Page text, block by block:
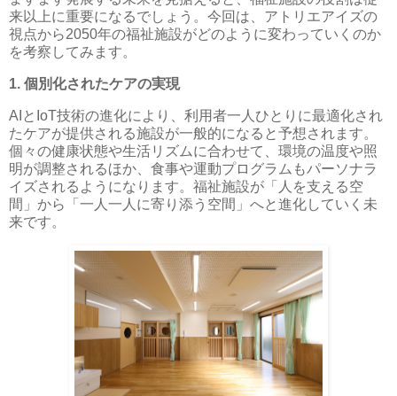
来以上に重要になるでしょう。今回は、アトリエアイズの
視点から2050年の福祉施設がどのように変わっていくのか
を考察してみます。
1. 個別化されたケアの実現
AIとIoT技術の進化により、利用者一人ひとりに最適化され
たケアが提供される施設が一般的になると予想されます。
個々の健康状態や生活リズムに合わせて、環境の温度や照
明が調整されるほか、食事や運動プログラムもパーソナラ
イズされるようになります。福祉施設が「人を支える空
間」から「一人一人に寄り添う空間」へと進化していく未
来です。